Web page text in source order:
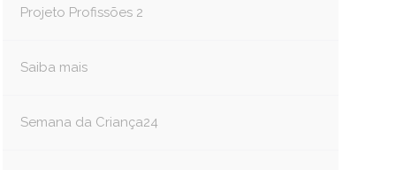
Projeto Profissões 2
Saiba mais
Semana da Criança24